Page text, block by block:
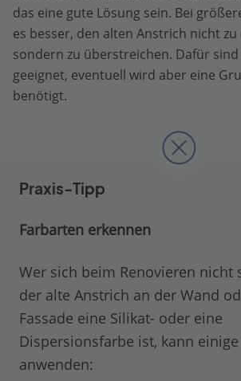
das eine gute Lösung sein. Bei
es besser, den alten Anstrich nicht
sondern zu überstreichen. Dafür
geeignet, eventuell wird aber eine
benötigt.
Praxis-Tipp
Farbarten erkennen
Wer sich beim Renovieren nicht
der alte Anstrich an der Wand
Fassade eine Silikat- oder eine
Dispersionsfarbe ist, kann
anwenden: